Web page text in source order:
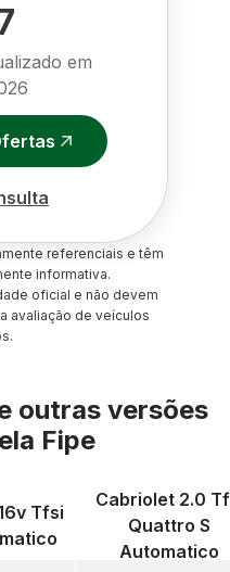
em
referenciais e têm
informativa.
oficial e não devem
avaliação de veículos
outras versões
Fipe
Tfsi
Cabriolet 2.0
Quattro S
Automatico